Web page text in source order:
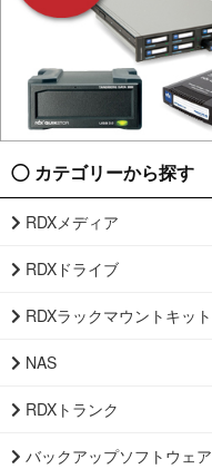
カテゴリーから探す
RDXメディア
RDXドライブ
RDXラックマウントキット
NAS
RDXトランク
バックアップソフトウェア